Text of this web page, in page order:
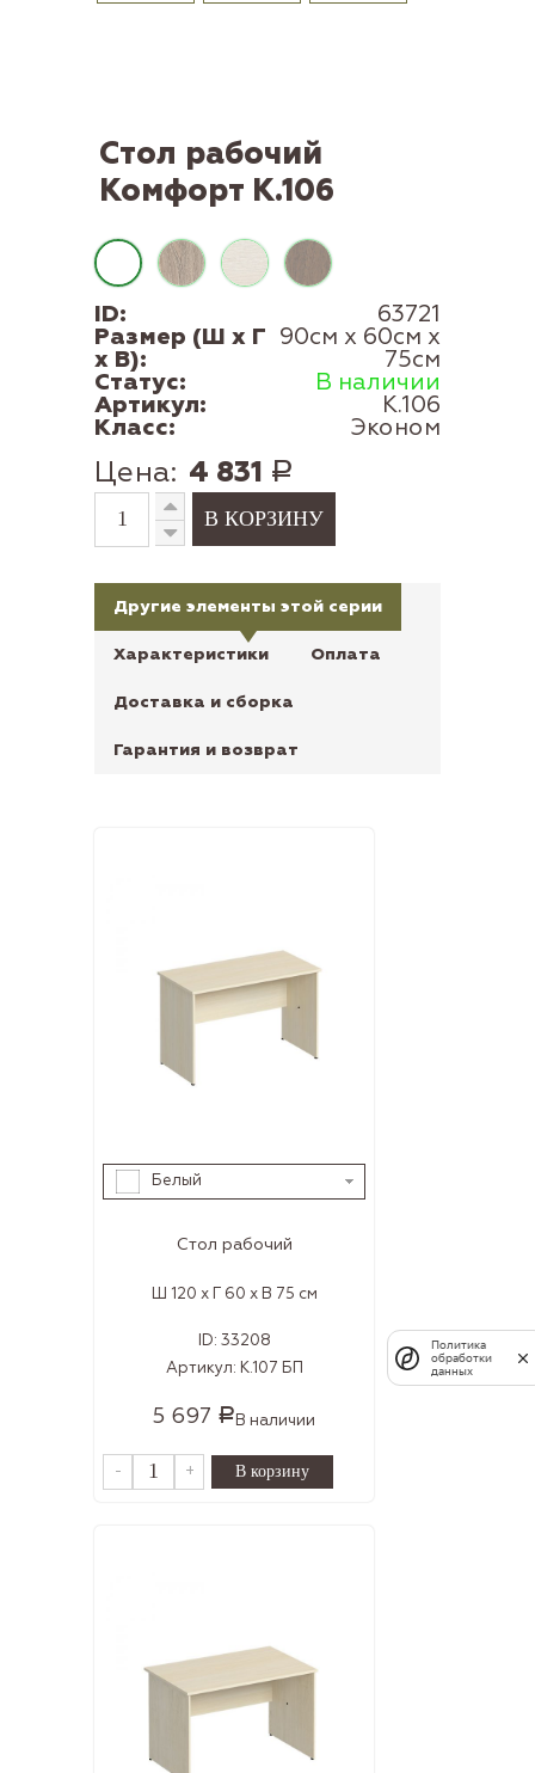
Стол рабочий
Комфорт К.106
ID: 63721
Размер (Ш x Г
x В):
90см x 60см x
75см
Статус: В наличии
Артикул: К.106
Класс: Эконом
Цена: 4 831 Р
Другие элементы этой серии
Характеристики Оплата
Доставка и сборка
Гарантия и возврат
Белый
Стол рабочий
Ш 120 x Г 60 x В 75 см
ID: 33208
Артикул: К.107 БП
5 697 Р В наличии
- +
Политика
обработки
данных